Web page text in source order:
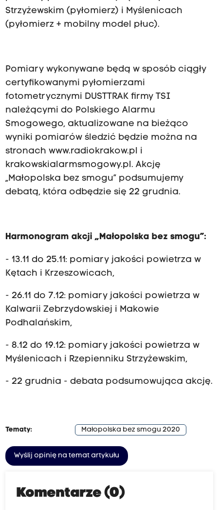
Strzyżewskim (pyłomierz) i Myślenicach
(pyłomierz + mobilny model płuc).
Pomiary wykonywane będą w sposób ciągły
certyfikowanymi pyłomierzami
fotometrycznymi DUSTTRAK firmy TSI
należącymi do Polskiego Alarmu
Smogowego, aktualizowane na bieżąco
wyniki pomiarów śledzić będzie można na
stronach www.radiokrakow.pl i
krakowskialarmsmogowy.pl. Akcję
„Małopolska bez smogu” podsumujemy
debatą, która odbędzie się 22 grudnia.
Harmonogram akcji „Małopolska bez smogu”:
- 13.11 do 25.11: pomiary jakości powietrza w
Kętach i Krzeszowicach,
- 26.11 do 7.12: pomiary jakości powietrza w
Kalwarii Zebrzydowskiej i Makowie
Podhalańskim,
- 8.12 do 19.12: pomiary jakości powietrza w
Myślenicach i Rzepienniku Strzyżewskim,
- 22 grudnia - debata podsumowująca akcję.
Tematy: Małopolska bez smogu 2020
Wyślij opinię na temat artykułu
Komentarze (0)